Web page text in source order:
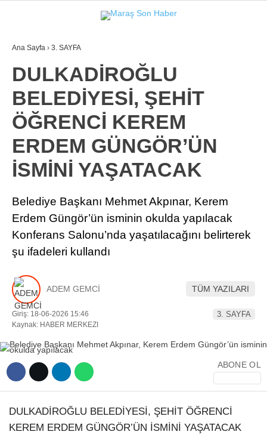
WhatsApp İhbar Hattı
Facebook
VİDEO
GÜNDEM
3. SAYFA
SPOR
SAĞLIK
KÜLTÜR SANAT
EKONOMİ
YEREL HABERLER
Ana Sayfa › 3. SAYFA
DULKADİROĞLU
BELEDİYESİ, ŞEHİT
ÖĞRENCİ KEREM
ERDEM GÜNGÖR’ÜN
İSMİNİ YAŞATACAK
Belediye Başkanı Mehmet Akpınar, Kerem
Erdem Güngör’ün isminin okulda yapılacak
Konferans Salonu’nda yaşatılacağını belirterek
şu ifadeleri kullandı
ADEM GEMCİ TÜM YAZILARI
Giriş: 18-06-2026 15:46
Kaynak: HABER MERKEZI
3. SAYFA
ABONE OL
DULKADİROĞLU BELEDİYESİ, ŞEHİT ÖĞRENCİ
KEREM ERDEM GÜNGÖR’ÜN İSMİNİ YAŞATACAK